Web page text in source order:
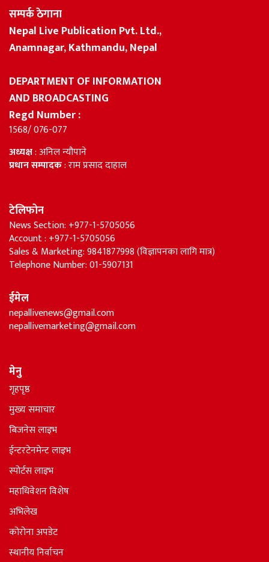
सम्पर्क ठेगाना
Nepal Live Publication Pvt. Ltd.,
Anamnagar, Kathmandu, Nepal
DEPARTMENT OF INFORMATION
AND BROADCASTING
Regd Number :
1568/ 076-077
अध्यक्ष: अनिल न्यौपाने
प्रधान सम्पादक: राम प्रसाद दाहाल
टेलिफोन
News Section: +977-1-5705056
Account : +977-1-5705056
Sales & Marketing: 9841877998 (विज्ञापनका लागि मात्र)
Telephone Number: 01-5907131
ईमेल
nepallivenews@gmail.com
nepallivemarketing@gmail.com
मेनु
गृहपृष्ठ
मुख्य समाचार
बिजनेस लाइभ
ईन्टरटेनमेन्ट लाइभ
स्पोर्टस लाइभ
महाधिवेशन विशेष
अभिलेख
कोरोना अपडेट
स्थानीय निर्वाचन